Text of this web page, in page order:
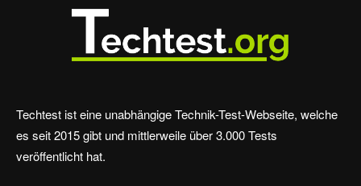
Techtest ist eine unabhängige Technik-Test-Webseite, welche
es seit 2015 gibt und mittlerweile über 3.000 Tests
veröffentlicht hat.